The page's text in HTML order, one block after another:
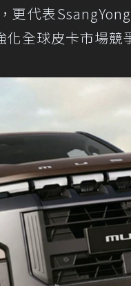
更代表
全球皮卡市場競